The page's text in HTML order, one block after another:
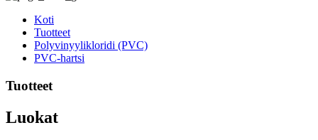
Koti
Tuotteet
Polyvinyylikloridi (PVC)
PVC-hartsi
Tuotteet
Luokat